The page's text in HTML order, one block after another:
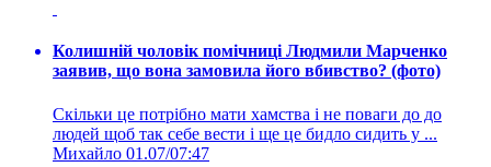
Колишній чоловік помічниці Людмили Марченко
заявив, що вона замовила його вбивство? (фото)
Скільки це потрібно мати хамства і не поваги до до
людей щоб так себе вести і ще це бидло сидить у ...
Михайло 01.07/07:47